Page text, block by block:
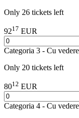
Only 26 tickets left
9217 EUR
Categoria 3 - Cu
Only 20 tickets left
8012 EUR
Categoria 4 - Cu